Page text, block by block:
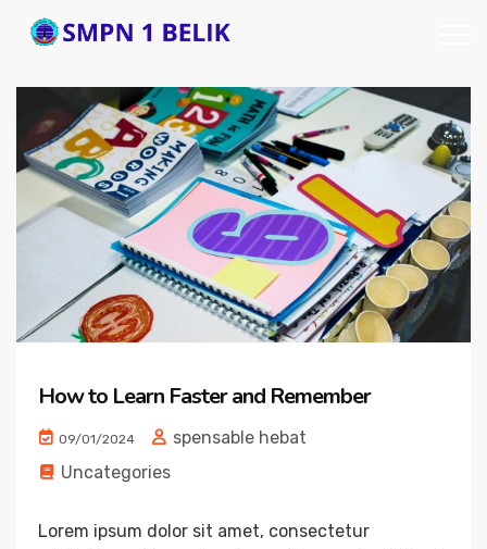
How to Learn Faster and Remember
09/01/2024
spensable hebat
Uncategories
Lorem ipsum dolor sit amet, consectetur